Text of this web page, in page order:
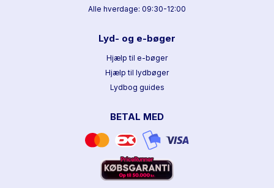
Alle hverdage: 09:30-12:00
Lyd- og e-bøger
Hjælp til e-bøger
Hjælp til lydbøger
Lydbog guides
BETAL MED